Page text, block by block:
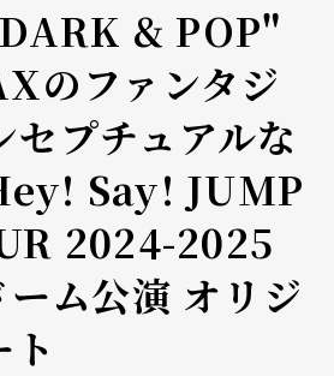
& POP"
のファンタジ
セプチュアルな
Hey! Say! JUMP
2024-2025
ーム公演 オリジ